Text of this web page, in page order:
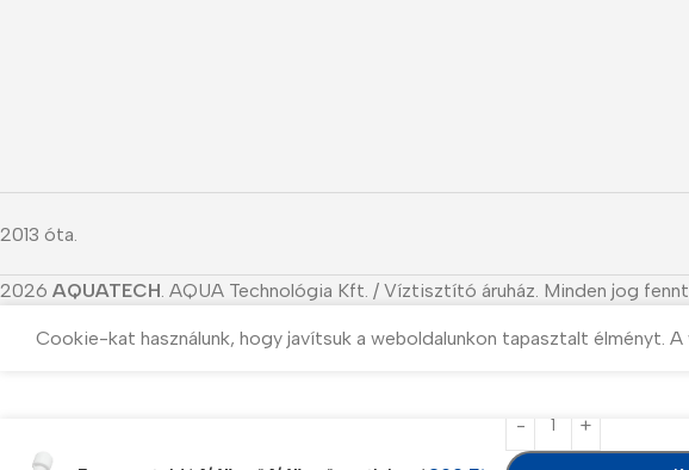
2013 óta.
2026 AQUATECH. AQUA Technológia Kft. / Víztisztító áruház. Minden jog
Cookie-kat használunk, hogy javítsuk a weboldalunkon tapasztalt élményt.